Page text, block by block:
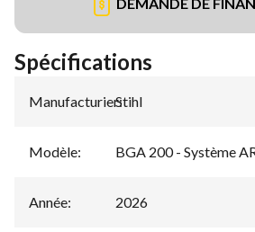
Spécifications
Manufacturier:
Stihl
Modèle: BGA 200 - Système
Année: 2026